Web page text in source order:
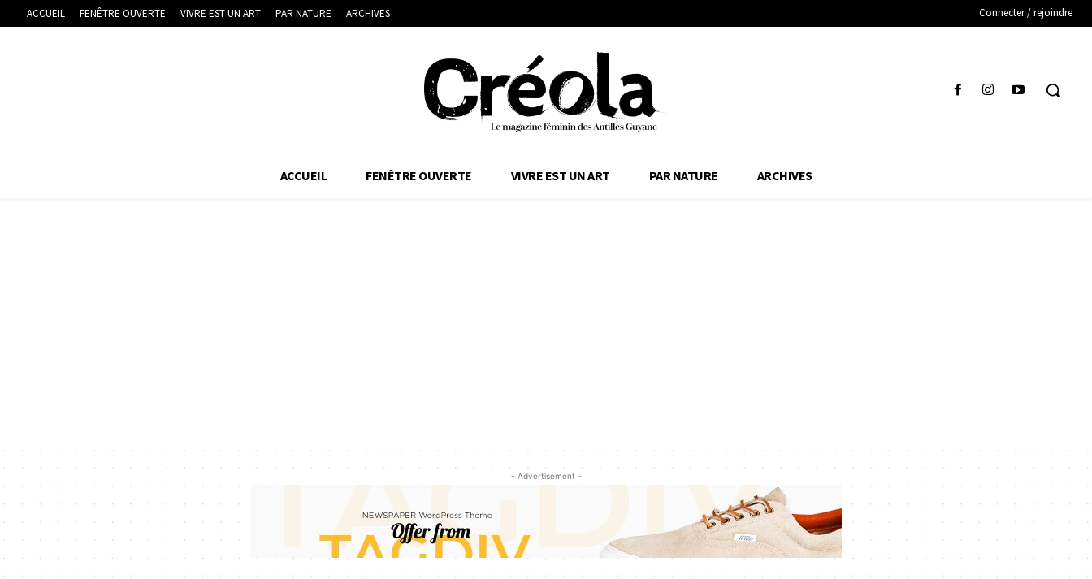
ACCUEIL FENÊTRE OUVERTE VIVRE EST UN ART PAR NATURE ARCHIVES Connecter / rejoindre
ACCUEIL FENÊTRE OUVERTE VIVRE EST UN ART PAR NATURE ARCHIVES
- Advertisement -